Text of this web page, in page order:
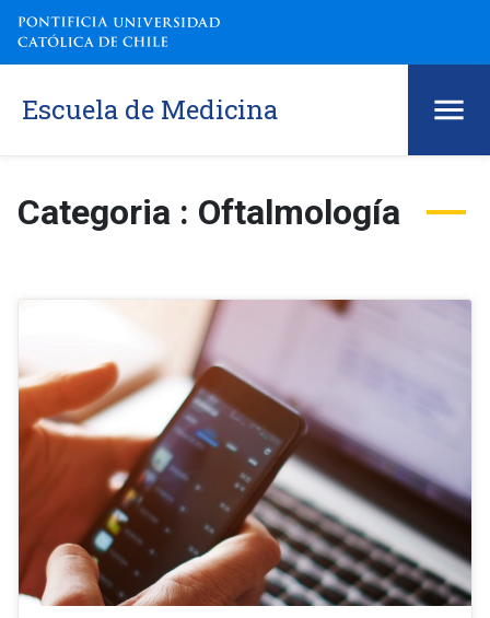
Escuela de Medicina
Categoria : Oftalmología